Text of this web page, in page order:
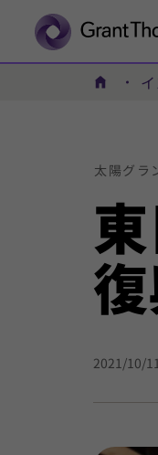
ホーム
東
太陽グラ
2021/10/11